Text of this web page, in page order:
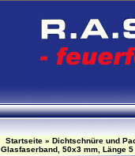
Startseite » Dichtschnüre und
Glasfaserband, 50x3 mm, Länge 5